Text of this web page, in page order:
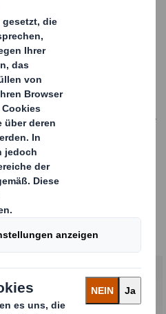
von Feldfrüchten weiß
das besser als
entstand aus der Idee,
Verpackungsaufträge zu
Käufe erhebliche